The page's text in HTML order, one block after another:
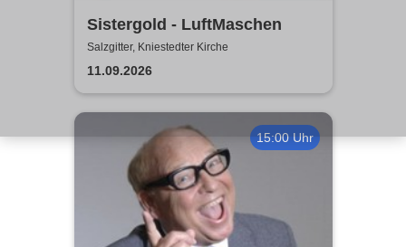
Sistergold - LuftMaschen
Salzgitter, Kniestedter Kirche
11.09.2026
15:00 Uhr